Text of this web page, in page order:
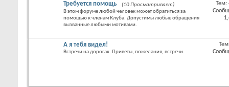
Требуется помощь
(10 Просматривает)
В этом форуме любой человек может обратиться за
помощью к членам Клуба. Допустимы любые обращения
вызванные любыми мотивами.
RSS
лента
Тем:
А я тебя видел!
Встречи на дорогах. Приветы, пожелания, встречи.
лента